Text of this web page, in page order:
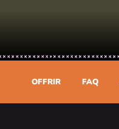
OFFRIR FAQ